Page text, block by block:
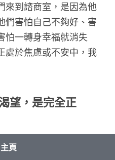
來到諮商室，是因為他
們害怕自己不夠好、害
怕一轉身幸福就消失
處於焦慮或不安中，我
望，是完全正
變成完美伴侶。經營健
主頁